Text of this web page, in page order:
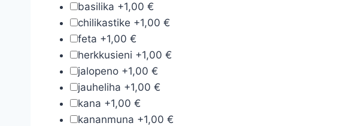
basilika +1,00 €
chilikastike +1,00 €
feta +1,00 €
herkkusieni +1,00 €
jalopeno +1,00 €
jauheliha +1,00 €
kana +1,00 €
kananmuna +1,00 €